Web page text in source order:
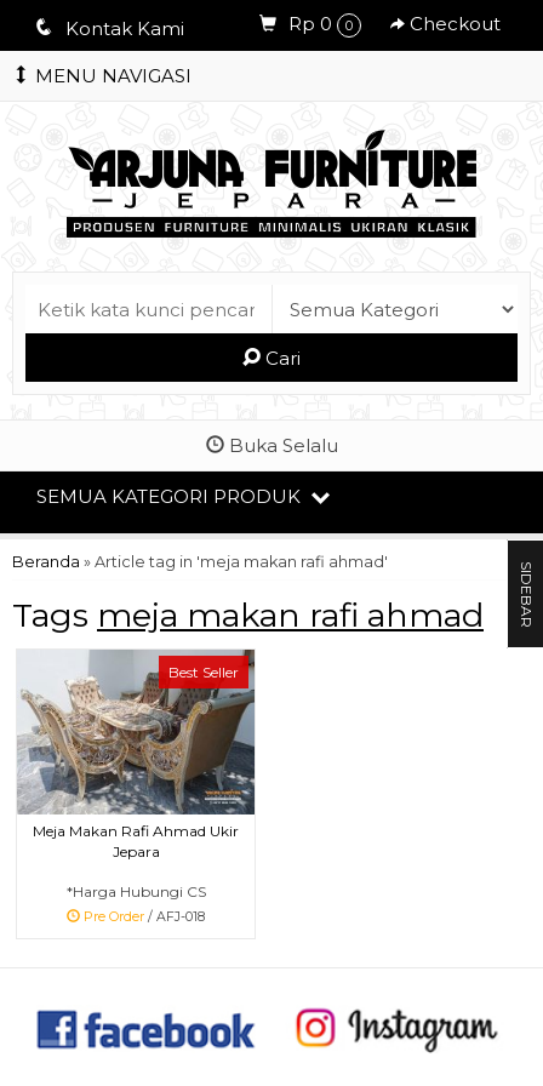
q Kontak Kami Rp 0 0 Checkout
MENU NAVIGASI
Cari
Buka Selalu
SEMUA KATEGORI PRODUK
Beranda » Article tag in 'meja makan rafi ahmad'
Tags meja makan rafi ahmad
Best Seller
Meja Makan Rafi Ahmad Ukir
Jepara
*Harga Hubungi CS
Pre Order / AFJ-018
SIDEBAR